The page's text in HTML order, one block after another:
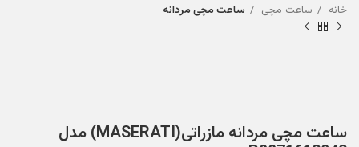
خانه ساعت مچی ساعت مچی مردانه
ساعت مچی مردانه مازراتی(MASERATI) مدل